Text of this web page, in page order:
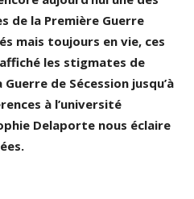
de la Première Guerre
mais toujours en vie, ces
les stigmates de
de Sécession jusqu’à
à l’université
Delaporte nous éclaire